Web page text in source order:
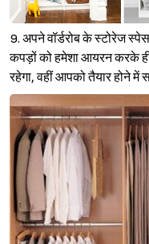
9. अपने वॉर्डरोब के स्टोरेज
कपड़ों को हमेशा आयरन करके ही
रहेगा, वहीं आपको तैयार होने में